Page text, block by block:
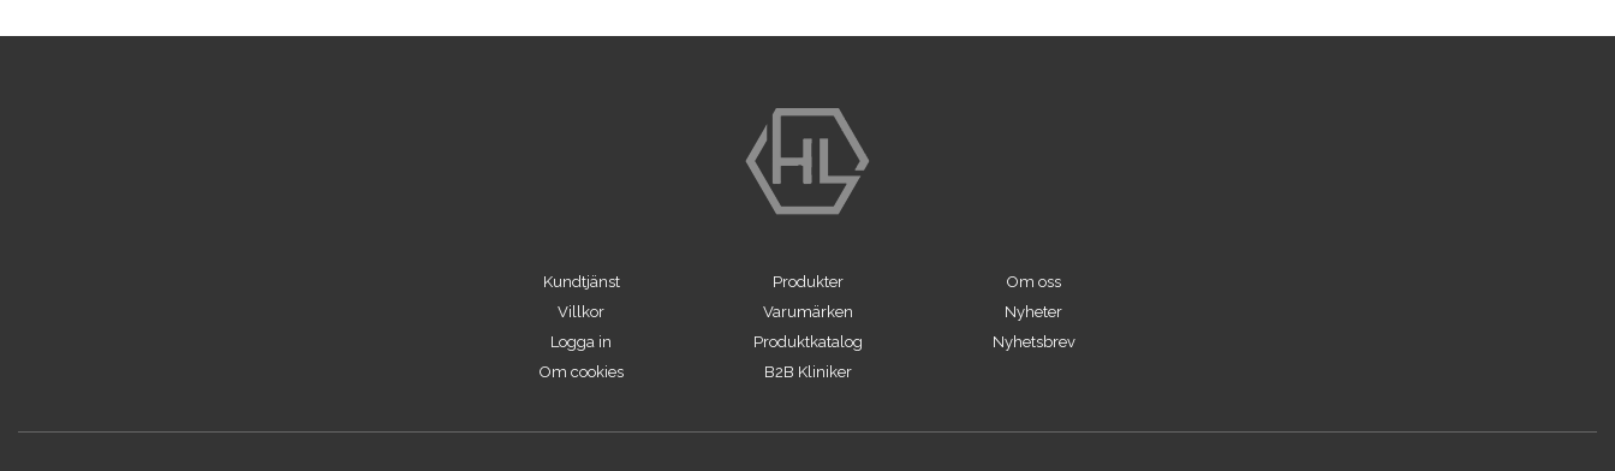
Kundtjänst
Villkor
Logga in
Om cookies
Produkter
Varumärken
Produktkatalog
B2B Kliniker
Om oss
Nyheter
Nyhetsbrev